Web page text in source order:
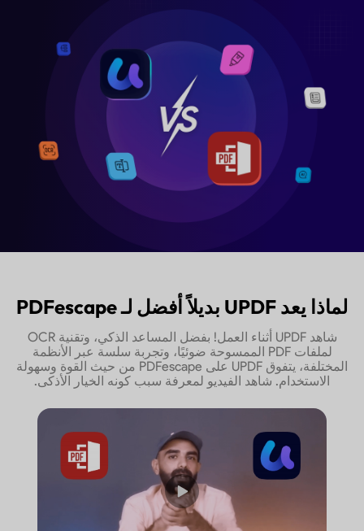
لماذا يعد UPDF بديلاً أفضل لـ PDFescape
شاهد UPDF أثناء العمل! بفضل المساعد الذكي، وتقنية OCR
لملفات PDF الممسوحة ضوئيًا، وتجربة سلسة عبر الأنظمة
المختلفة، يتفوق UPDF على PDFescape من حيث القوة وسهولة
الاستخدام. شاهد الفيديو لمعرفة سبب كونه الخيار الأذكى.